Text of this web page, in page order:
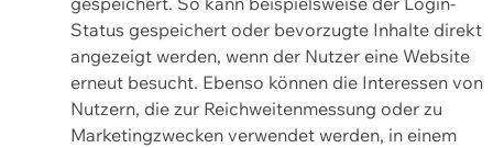
Status gespeichert oder bevorzugte Inhalte direkt
angezeigt werden, wenn der Nutzer eine Website
erneut besucht. Ebenso können die Interessen von
Nutzern, die zur Reichweitenmessung oder zu
Marketingzwecken verwendet werden, in einem